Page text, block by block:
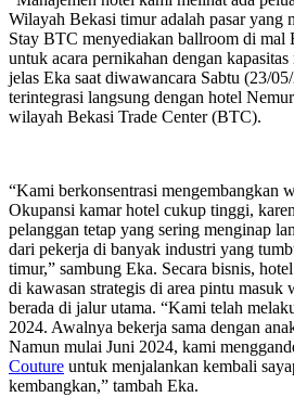
Wilayah Bekasi timur adalah pasar yang
Stay BTC menyediakan ballroom di mal
untuk acara pernikahan dengan
jelas Eka saat diwawancara Sabtu (23/
terintegrasi langsung dengan hotel
wilayah Bekasi Trade Center (BTC).
“Kami berkonsentrasi mengembangkan
Okupansi kamar hotel cukup tinggi,
pelanggan tetap yang sering menginap
dari pekerja di banyak industri yang
timur,” sambung Eka. Secara bisnis,
di kawasan strategis di area pintu masuk
berada di jalur utama. “Kami telah
2024. Awalnya bekerja sama dengan
Namun mulai Juni 2024, kami
Couture untuk menjalankan kembali
kembangkan,” tambah Eka.